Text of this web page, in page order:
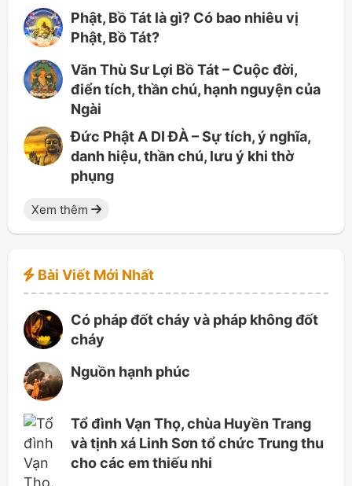
Phật, Bồ Tát là gì? Có bao nhiêu vị
Phật, Bồ Tát?
Văn Thù Sư Lợi Bồ Tát – Cuộc đời,
điển tích, thần chú, hạnh nguyện của
Ngài
Đức Phật A DI ĐÀ – Sự tích, ý nghĩa,
danh hiệu, thần chú, lưu ý khi thờ
phụng
Xem thêm
Bài Viết Mới Nhất
Có pháp đốt cháy và pháp không đốt
cháy
Nguồn hạnh phúc
Tổ đình Vạn Thọ, chùa Huyền Trang
và tịnh xá Linh Sơn tổ chức Trung thu
cho các em thiếu nhi